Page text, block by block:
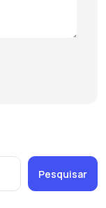
Pesquisar